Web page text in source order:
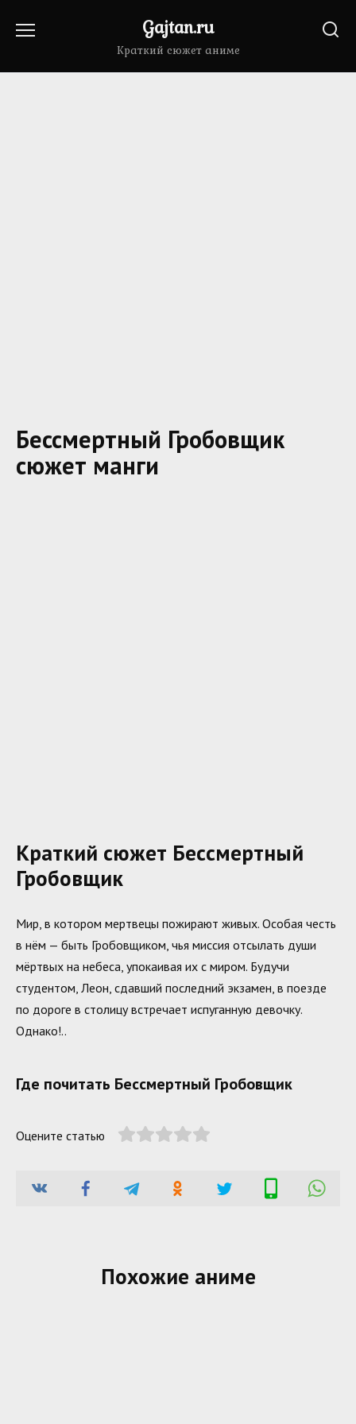
Gajtan.ru
Краткий сюжет аниме
Бессмертный Гробовщик
сюжет манги
Краткий сюжет Бессмертный
Гробовщик
Мир, в котором мертвецы пожирают живых. Особая честь
в нём — быть Гробовщиком, чья миссия отсылать души
мёртвых на небеса, упокаивая их с миром. Будучи
студентом, Леон, сдавший последний экзамен, в поезде
по дороге в столицу встречает испуганную девочку.
Однако!..
Где почитать Бессмертный Гробовщик
Оцените статью
Похожие аниме